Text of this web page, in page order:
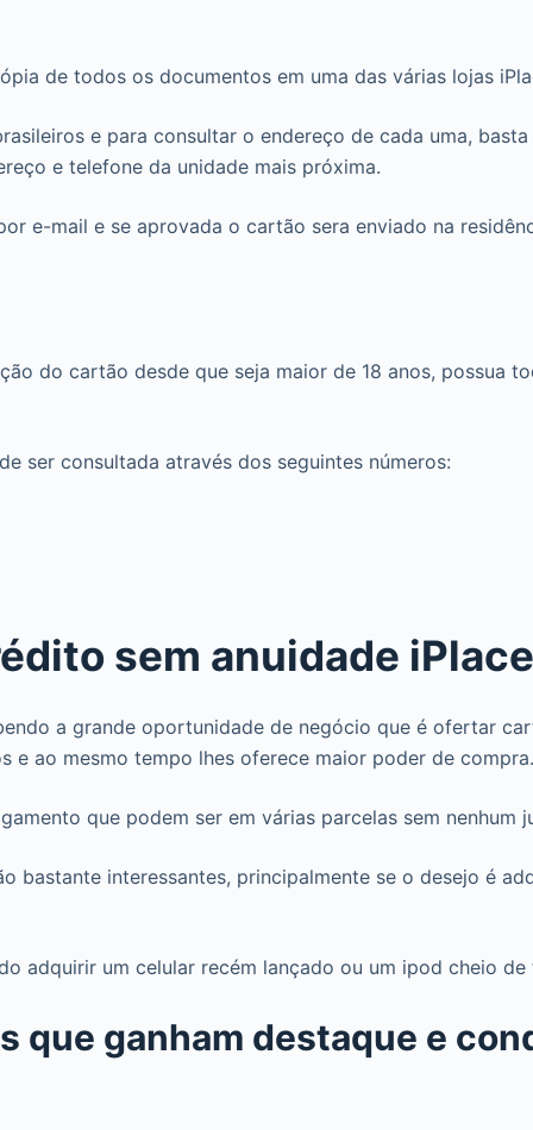
de todos os documentos em uma das várias lojas
e para consultar o endereço de cada uma,
e telefone da unidade mais próxima.
e-mail e se aprovada o cartão sera enviado na
do cartão desde que seja maior de 18 anos, possua
ser consultada através dos seguintes números:
sem anuidade iPlace
a grande oportunidade de negócio que é ofertar
e ao mesmo tempo lhes oferece maior poder de compra.
que podem ser em várias parcelas sem nenhum
bastante interessantes, principalmente se o desejo é
adquirir um celular recém lançado ou um ipod cheio
que ganham destaque e